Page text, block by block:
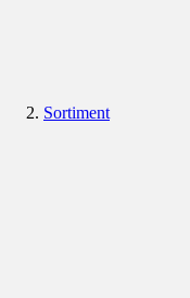
Sortiment